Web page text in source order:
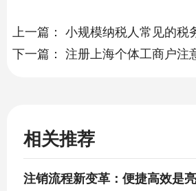
上一篇： 小规模纳税人常见的税
下一篇： 注册上海个体工商户注
相关推荐
注销流程新变革：便捷高效是